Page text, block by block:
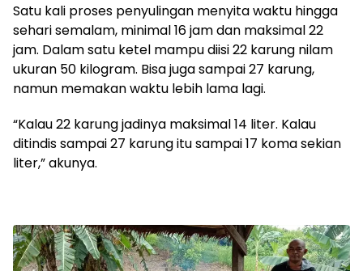
Satu kali proses penyulingan menyita waktu hingga
sehari semalam, minimal 16 jam dan maksimal 22
jam. Dalam satu ketel mampu diisi 22 karung nilam
ukuran 50 kilogram. Bisa juga sampai 27 karung,
namun memakan waktu lebih lama lagi.
“Kalau 22 karung jadinya maksimal 14 liter. Kalau
ditindis sampai 27 karung itu sampai 17 koma sekian
liter,” akunya.